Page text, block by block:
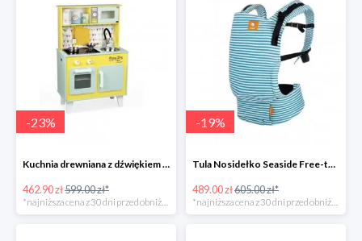
-23%
Kuchnia drewniana z dźwiękiem i z 7 akcesoriami Happy Day Janod
462.90 zł599.00 zł*
-19%
Tula Nosidełko Seaside Free-to-Grow
489.00 zł605.00 zł*